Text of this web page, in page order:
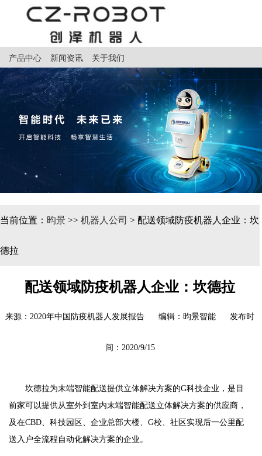
产品中心 新闻资讯 关于我们
当前位置： 昀景 >> 机器人公司 > 配送领域防疫机器人企业：坎
德拉
配送领域防疫机器人企业：坎德拉
来源：2020年中国防疫机器人发展报告 编辑：昀景智能 发布时
间：2020/9/15
坎德拉为末端智能配送提供立体解决方案的G科技企业，是目
前家可以提供从室外到室内末端智能配送立体解决方案的供应商，
及在CBD、科技园区、企业总部大楼、G校、社区实现后一公里配
送入户全流程自动化解决方案的企业。